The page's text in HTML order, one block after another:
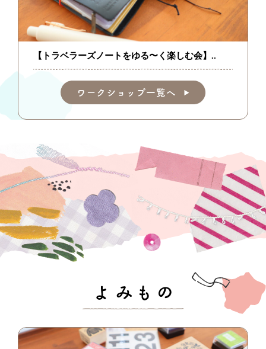
【トラベラーズノートをゆる〜く楽しむ会】..